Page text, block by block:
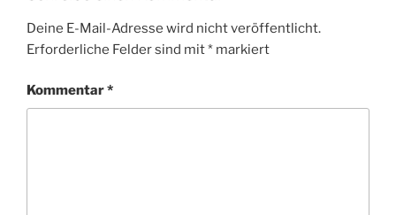
Deine E-Mail-Adresse wird nicht veröffentlicht.
Erforderliche Felder sind mit* markiert
Kommentar*